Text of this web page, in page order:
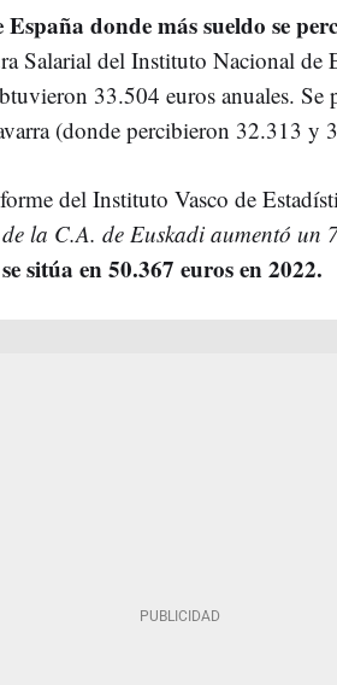
España donde más sueldo se
Salarial del Instituto Nacional de
33.504 euros anuales. Se
(donde percibieron 32.313 y
del Instituto Vasco de
la C.A. de Euskadi aumentó un
sitúa en 50.367 euros en 2022.